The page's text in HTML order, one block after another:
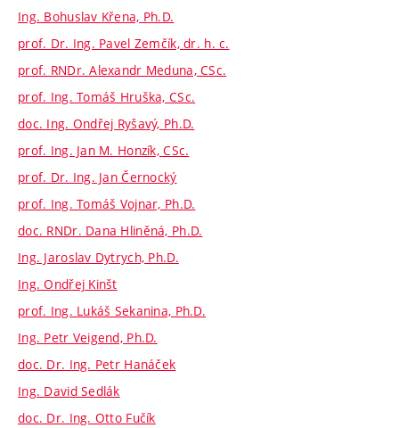
Ing. Bohuslav Křena, Ph.D.
prof. Dr. Ing. Pavel Zemčík, dr. h. c.
prof. RNDr. Alexandr Meduna, CSc.
prof. Ing. Tomáš Hruška, CSc.
doc. Ing. Ondřej Ryšavý, Ph.D.
prof. Ing. Jan M. Honzík, CSc.
prof. Dr. Ing. Jan Černocký
prof. Ing. Tomáš Vojnar, Ph.D.
doc. RNDr. Dana Hliněná, Ph.D.
Ing. Jaroslav Dytrych, Ph.D.
Ing. Ondřej Kinšt
prof. Ing. Lukáš Sekanina, Ph.D.
Ing. Petr Veigend, Ph.D.
doc. Dr. Ing. Petr Hanáček
Ing. David Sedlák
doc. Dr. Ing. Otto Fučík